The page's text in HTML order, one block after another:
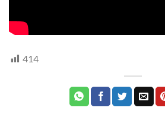
414